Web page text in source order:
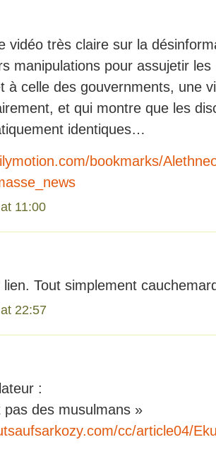
vidéo très claire sur la
manipulations pour assujetir
à celle des gouvernments, une
et qui montre que les
identiques…
bookmarks/
11:00
Tout simplement
22:57
:
pas des musulmans »
cc/article04/